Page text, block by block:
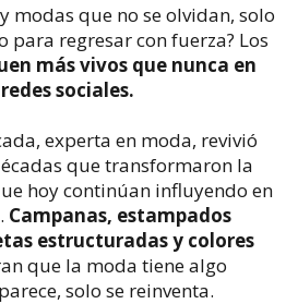
modas que no se olvidan, solo
para regresar con fuerza? Los
más vivos que nunca en
sociales.
experta en moda, revivió
que transformaron la
hoy continúan influyendo en
Campanas, estampados
estructuradas y colores
que la moda tiene algo
solo se reinventa.